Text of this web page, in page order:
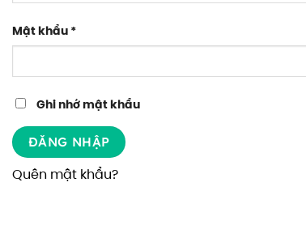
Mật khẩu *Số
lượng
Ghi nhớ mật khẩu
ĐĂNG NHẬP
Quên mật khẩu?